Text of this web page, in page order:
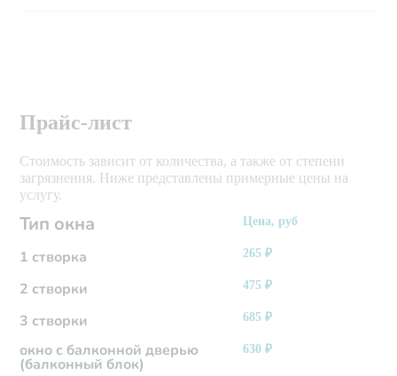
Прайс-лист
Стоимость зависит от количества, а также от степени
загрязнения. Ниже представлены примерные цены на
услугу.
Тип окна Цена, руб
1 створка 265 ₽
2 створки 475₽
3 створки 685 ₽
окно с балконной дверью
(балконный блок)
630 ₽